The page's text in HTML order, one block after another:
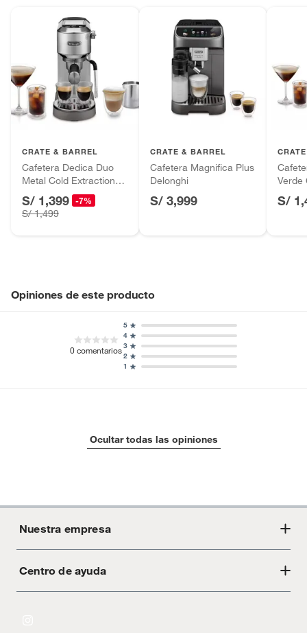
CRATE & BARREL
Cafetera Dedica Duo
Metal Cold Extraction
Delonghi
S/ 1,399 -7%
S/ 1,499
CRATE & BARREL
Cafetera Magnifica Plus
Delonghi
S/ 3,999
Verde
S/
Opiniones de este producto
0comentarios
1
2
3
4
5
Ocultar todas las opiniones
Nuestra empresa
Acerca de Crate
Centro de ayuda